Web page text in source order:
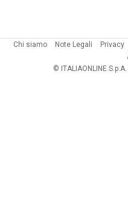
Chi siamo Note Legali Privacy
© ITALIAONLINE